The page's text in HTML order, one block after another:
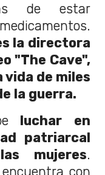
de estar
la directora
"The Cave",
vida de miles
la guerra.
luchar en
patriarcal
mujeres.
con